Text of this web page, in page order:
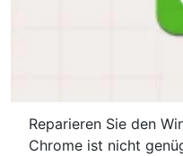
Reparieren Sie den
Chrome ist nicht